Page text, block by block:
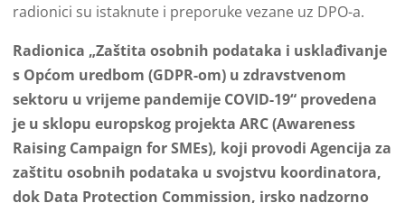
radionici su istaknute i preporuke vezane uz DPO-a.
Radionica „Zaštita osobnih podataka i usklađivanje
s Općom uredbom (GDPR-om) u zdravstvenom
sektoru u vrijeme pandemije COVID-19“ provedena
je u sklopu europskog projekta ARC (Awareness
Raising Campaign for SMEs), koji provodi Agencija za
zaštitu osobnih podataka u svojstvu koordinatora,
dok Data Protection Commission, irsko nadzorno